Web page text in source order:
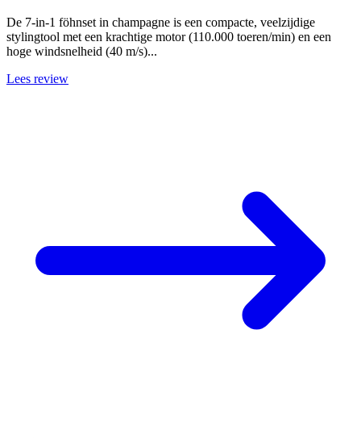
De 7-in-1 föhnset in champagne is een compacte, veelzijdige
stylingtool met een krachtige motor (110.000 toeren/min) en een
hoge windsnelheid (40 m/s)...
Lees review